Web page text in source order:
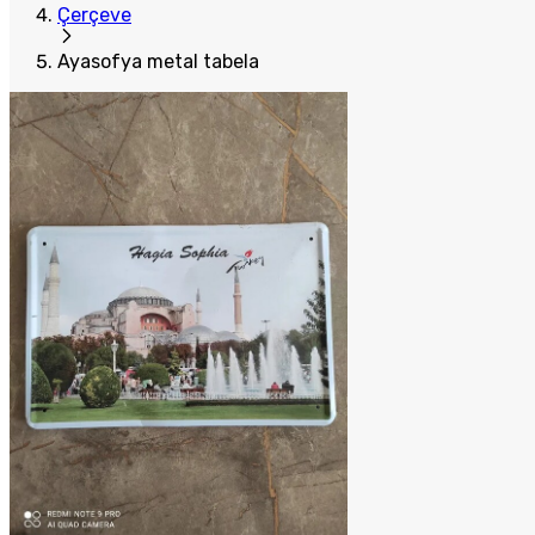
Çerçeve
Ayasofya metal tabela